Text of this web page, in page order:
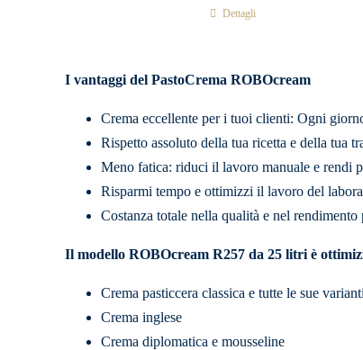
Dettagli
I vantaggi del PastoCrema ROBOcream
Crema eccellente per i tuoi clienti: Ogni
Rispetto assoluto della tua ricetta e della tua
Meno fatica: riduci il lavoro manuale e rendi
Risparmi tempo e ottimizzi il lavoro del
Costanza totale nella qualità e nel
Il modello ROBOcream R257 da 25 litri è
Crema pasticcera classica e tutte le sue
Crema inglese
Crema diplomatica e mousseline